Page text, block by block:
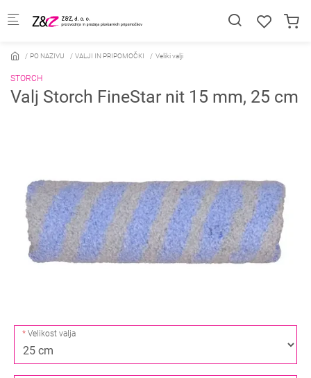
PO NAZIVU VALJI IN PRIPOMOČKI Veliki valji
STORCH
Valj Storch FineStar nit 15 mm, 25 cm
Velikost valja